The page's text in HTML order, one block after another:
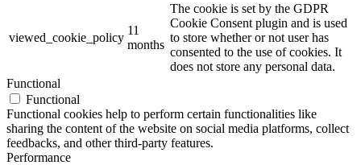
viewed_cookie_policy
11
months
The cookie is set by the GDPR
Cookie Consent plugin and is used
to store whether or not user has
consented to the use of cookies. It
does not store any personal data.
Functional
Functional
Functional cookies help to perform certain functionalities like
sharing the content of the website on social media platforms, collect
feedbacks, and other third-party features.
Performance